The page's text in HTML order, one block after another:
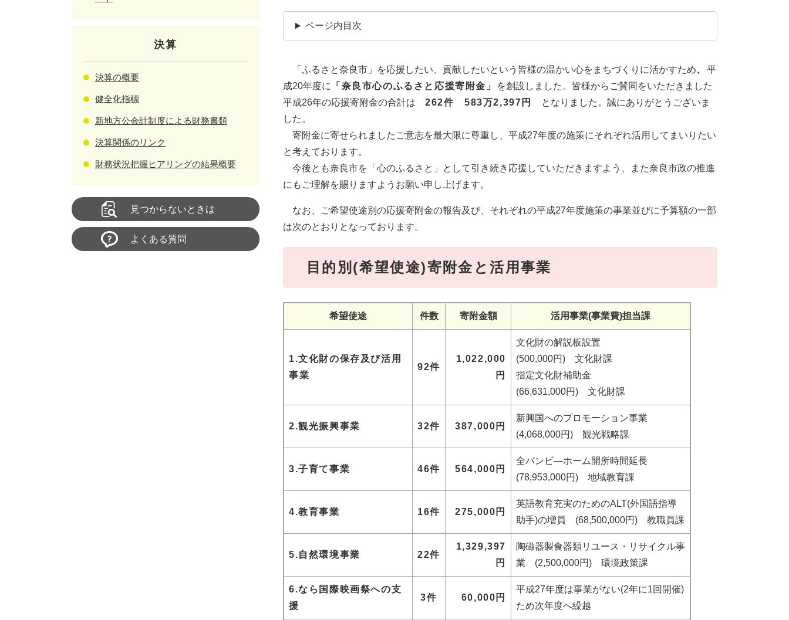
ページ内目次
「ふるさと奈良市」を応援したい、貢献したいという皆様の温かい心をまちづくりに活かすため、 平
成20年度に
「奈良市心のふるさと応援寄附金」
を創設しました。皆様からご賛同をいただきました
平成26年の応援寄附金の合計は 262件 583万2,397円
となりました。誠にありがとうございま
した。
寄附金に寄せられましたご意志を最大限に尊重し、平成27年度の施策にそれぞれ活用してまいりたい
と考えております。
今後とも奈良市を「心のふるさと」として引き続き応援していただきますよう、また奈良市政の推進
にもご理解を賜りますようお願い申し上げます。
なお、ご希望使途別の応援寄附金の報告及び、それぞれの平成27年度施策の事業並びに予算額の一部
は次のとおりとなっております。
目的別(希望使途)寄附金と活用事業
希望使途 件数 寄附金額 活用事業(事業費)担当課
1.文化財の保存及び活用
事業
92件
1,022,000
円
文化財の解説板設置
(500,000円) 文化財課
指定文化財補助金
(66,631,000円) 文化財課
2.観光振興事業 32件 387,000円
新興国へのプロモーション事業
(4,068,000円) 観光戦略課
3.子育て事業 46件 564,000円
全バンビ―ホーム開所時間延長
(78,953,000円) 地域教育課
4.教育事業 16件 275,000円
英語教育充実のためのALT(外国語指導
助手)の増員 (68,500,000円) 教職員課
5.自然環境事業 22件
1,329,397
円
陶磁器製食器類リユース・リサイクル事
業 (2,500,000円) 環境政策課
6.なら国際映画祭への支
援
3件 60,000円
平成27年度は事業がない(2年に1回開催)
ため次年度へ繰越
決算
決算の概要
健全化指標
新地方公会計制度による財務書類
決算関係のリンク
財務状況把握ヒアリングの結果概要
見つからないときは
よくある質問